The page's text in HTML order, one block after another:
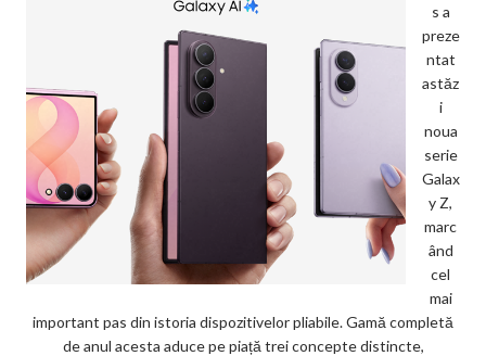
s a
preze
ntat
astăz
i
noua
serie
Galax
y Z,
marc
ând
cel
mai
important pas din istoria dispozitivelor pliabile. Gamă completă
de anul acesta aduce pe piață trei concepte distincte,